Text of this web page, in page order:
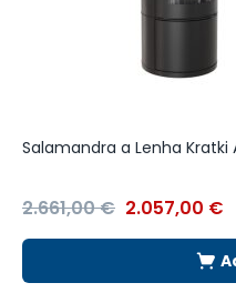
Salamandra a Lenha Kratki
2.661,00€ 2.057,00 €